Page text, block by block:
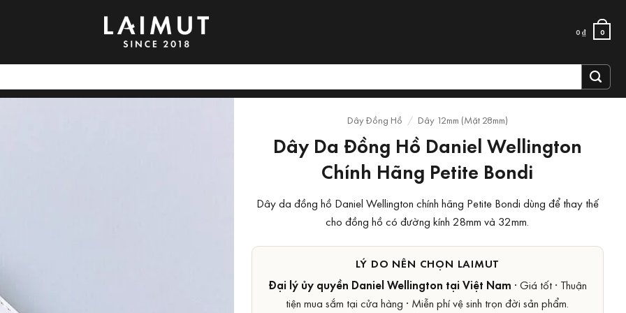
0₫ 0
Dây Đồng Hồ / Dây 12mm (Mặt 28mm)
Dây Da Đồng Hồ Daniel Wellington
Chính Hãng Petite Bondi
Dây da đồng hồ Daniel Wellington chính hãng Petite Bondi dùng để thay thế
cho đồng hồ có đường kính 28mm và 32mm.
LÝ DO NÊN CHỌN LAIMUT
Đại lý ủy quyền Daniel Wellington tại Việt Nam · Giá tốt · Thuận
tiện mua sắm tại cửa hàng · Miễn phí vệ sinh trọn đời sản phẩm.